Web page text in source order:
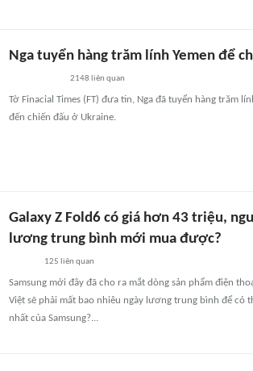
Nga tuyển hàng trăm lính Yemen để
2148 liên quan
Tờ Finacial Times (FT) đưa tin, Nga đã tuyển hàng trăm
đến chiến đấu ở Ukraine.
Galaxy Z Fold6 có giá hơn 43 triệu,
lương trung bình mới mua được?
125 liên quan
Samsung mới đây đã cho ra mắt dòng sản phẩm điện
Việt sẽ phải mất bao nhiêu ngày lương trung bình để có
nhất của Samsung?...